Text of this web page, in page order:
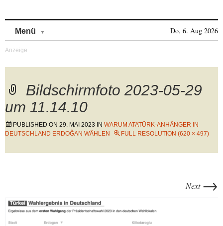
Menü Do, 6. Aug 2026
Bildschirmfoto 2023-05-29
um 11.14.10
PUBLISHED ON 29. MAI 2023 IN WARUM ATATÜRK-ANHÄNGER IN
DEUTSCHLAND ERDOĞAN WÄHLEN
FULL RESOLUTION (620 × 497)
Next →